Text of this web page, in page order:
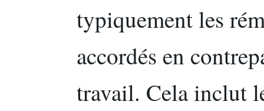
typiquement les
accordés en
travail. Cela inclut